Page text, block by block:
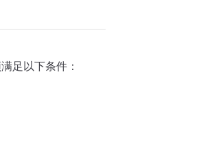
足以下条件：